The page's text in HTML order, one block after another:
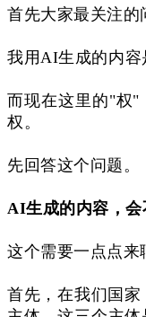
首先大家最关注的
我用AI生成的内容
而现在这里的"权"
权。
先回答这个问题。
AI生成的内容，会
这个需要一点点来
首先，在我们国